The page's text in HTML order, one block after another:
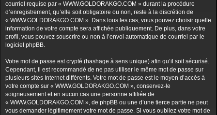
courriel requise par « WWW.GOLDORAKGO.COM » durant la procédure
d’enregistrement, qu’elle soit obligatoire ou non, reste à la discrétion de
« WWW.GOLDORAKGO.COM ». Dans tous les cas, vous pouvez choisir quelle
information de votre compte sera affichée publiquement. De plus, dans votre
profil, vous pouvez souscrire ou non à l’envoi automatique de courriel par le
logiciel phpBB.
Votre mot de passe est crypté (hashage à sens unique) afin qu’il soit sécurisé.
Cependant, il est recommandé de ne pas utiliser le même mot de passe sur
plusieurs sites Internet différents. Votre mot de passe est le moyen d’accès à
votre compte sur « WWW.GOLDORAKGO.COM », conservez-le
soigneusement et en aucun cas une personne affiliée de
« WWW.GOLDORAKGO.COM », de phpBB ou une d’une tierce partie ne peut
vous demander légitimement votre mot de passe. Si vous oubliez votre mot de